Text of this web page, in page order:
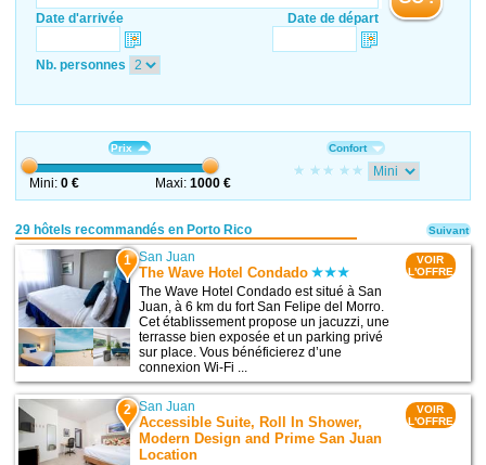
Date d'arrivée Date de départ
Nb. personnes
Prix
Mini: 0 € Maxi: 1000 €
Confort
29 hôtels recommandés en Porto Rico
1 San Juan
The Wave Hotel Condado
The Wave Hotel Condado est situé à San
Juan, à 6 km du fort San Felipe del Morro.
Cet établissement propose un jacuzzi, une
terrasse bien exposée et un parking privé
sur place. Vous bénéficierez d’une
connexion Wi-Fi ...
VOIR
L'OFFRE
2 San Juan
Accessible Suite, Roll In Shower,
Modern Design and Prime San Juan
Location
VOIR
L'OFFRE
Suivant